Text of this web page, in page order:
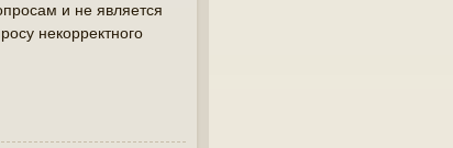
и не является
некорректного